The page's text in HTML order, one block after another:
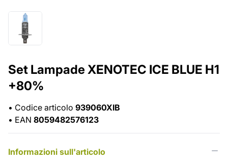
Set Lampade XENOTEC ICE BLUE H1
+80%
• Codice articolo 939060XIB
• EAN 8059482576123
Informazioni sull'articolo